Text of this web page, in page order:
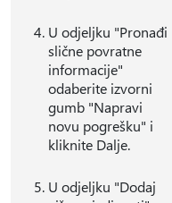
U odjeljku "Pronađi
slične povratne
informacije"
odaberite izvorni
gumb "Napravi
novu pogrešku" i
kliknite Dalje.
U odjeljku "Dodaj